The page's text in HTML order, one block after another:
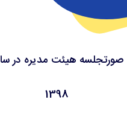
صورتجلسه هیئت مدیره در